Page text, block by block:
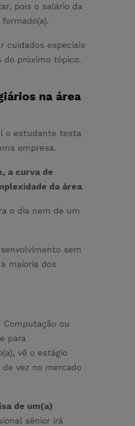
pois o salário da
cuidados especiais
do próximo tópico.
na área
o estudante testa
empresa.
a curva de
da área.
o dia nem de um
sem
maioria dos
ou
para
vê o estágio
vez no mercado
de um(a)
sênior irá